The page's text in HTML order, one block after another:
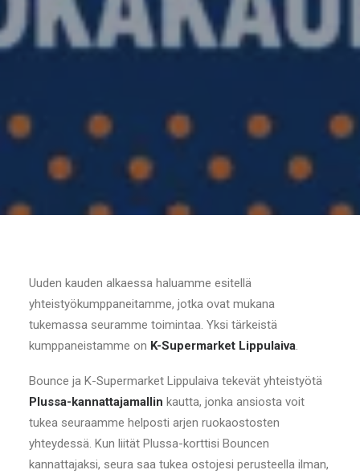
Uuden kauden alkaessa haluamme esitellä
yhteistyökumppaneitamme, jotka ovat mukana
tukemassa seuramme toimintaa. Yksi tärkeistä
kumppaneistamme on K-Supermarket Lippulaiva.
Bounce ja K-Supermarket Lippulaiva tekevät yhteistyötä
Plussa-kannattajamallin kautta, jonka ansiosta voit
tukea seuraamme helposti arjen ruokaostosten
yhteydessä. Kun liität Plussa-korttisi Bouncen
kannattajaksi, seura saa tukea ostojesi perusteella ilman,